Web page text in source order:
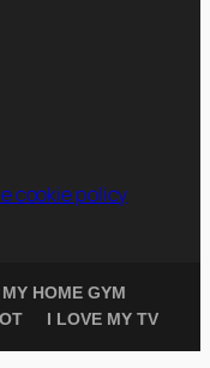
cookie policy
HOME GYM
I LOVE MY TV